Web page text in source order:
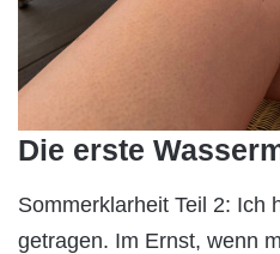
Die erste
Sommerklarheit Teil 2: Ich
getragen. Im Ernst, wenn